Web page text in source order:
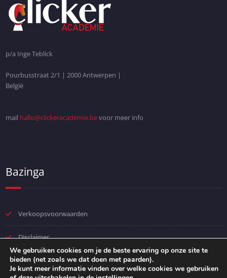
p/a Inge Teblick
Pourbusstraat 2/1 | 2000 Antwerpen |
België
mail hallo@clickeracademie.bevoor meer info
Bazinga
Verkoopsvoorwaarden
Disclaimer
Privacybeleid
We gebruiken cookies om je de beste ervaring op onze site te
bieden (net zoals we dat doen met paarden).
Je kunt meer informatie vinden over welke cookies we gebruiken